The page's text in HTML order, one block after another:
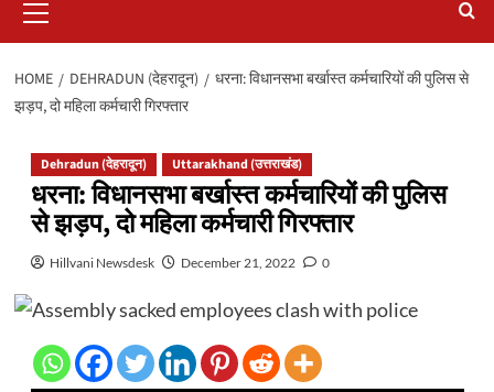
Menu
HOME DEHRADUN (देहरादून)
धरना: विधानसभा बर्खास्त कर्मचारियों की पुलिस से
झड़प, दो महिला कर्मचारी गिरफ्तार
Dehradun (देहरादून) Uttarakhand (उत्तराखंड)
धरना: विधानसभा बर्खास्त कर्मचारियों की पुलिस
से झड़प, दो महिला कर्मचारी गिरफ्तार
Hillvani Newsdesk December 21, 2022 0